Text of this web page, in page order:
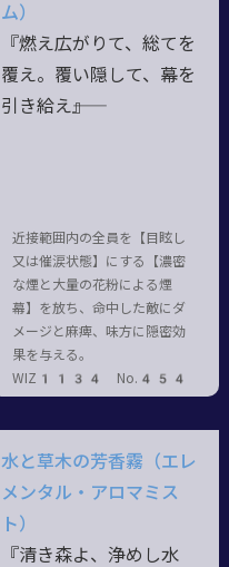
ム）
『燃え広がりて、総てを
覆え。覆い隠して、幕を
引き給え――』
近接範囲内の全員を【目眩し
又は催涙状態】にする【濃密
な煙と大量の花粉による煙
幕】を放ち、命中した敵にダ
メージと麻痺、味方に隠密効
果を与える。
WIZ1134 No.454
水と草木の芳香霧（エレ
メンタル・アロマミス
ト）
『清き森よ、浄めし水